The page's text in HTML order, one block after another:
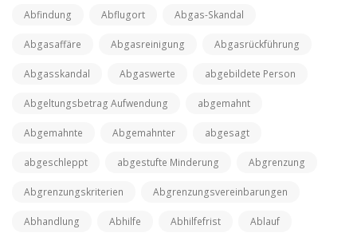
Abfindung Abflugort Abgas-Skandal
Abgasaffäre Abgasreinigung Abgasrückführung
Abgasskandal Abgaswerte abgebildete Person
Abgeltungsbetrag Aufwendung abgemahnt
Abgemahnte Abgemahnter abgesagt
abgeschleppt abgestufte Minderung Abgrenzung
Abgrenzungskriterien Abgrenzungsvereinbarungen
Abhandlung Abhilfe Abhilfefrist Ablauf